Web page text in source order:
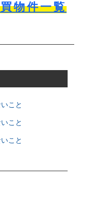
物件一覧
こと
こと
こと